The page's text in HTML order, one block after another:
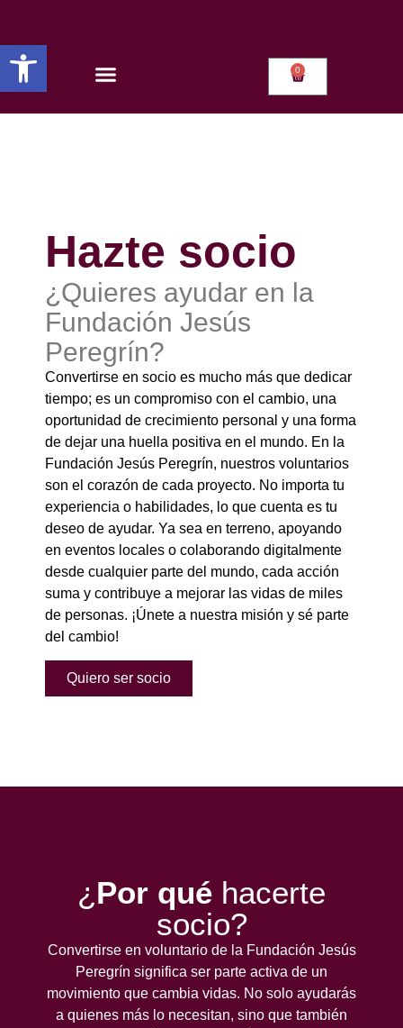
0
Hazte socio
¿Quieres ayudar en la
Fundación Jesús
Peregrín?
Convertirse en socio es mucho más que dedicar
tiempo; es un compromiso con el cambio, una
oportunidad de crecimiento personal y una forma
de dejar una huella positiva en el mundo. En la
Fundación Jesús Peregrín, nuestros voluntarios
son el corazón de cada proyecto. No importa tu
experiencia o habilidades, lo que cuenta es tu
deseo de ayudar. Ya sea en terreno, apoyando
en eventos locales o colaborando digitalmente
desde cualquier parte del mundo, cada acción
suma y contribuye a mejorar las vidas de miles
de personas. ¡Únete a nuestra misión y sé parte
del cambio!
Quiero ser socio
¿Por qué hacerte
socio?
Convertirse en voluntario de la Fundación Jesús
Peregrín significa ser parte activa de un
movimiento que cambia vidas. No solo ayudarás
a quienes más lo necesitan, sino que también
Abrir barra de herramientas